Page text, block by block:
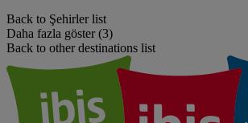
Back to Şehirler list
Daha fazla göster (3)
Back to other destinations list